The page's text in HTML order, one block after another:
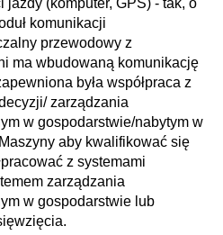
komunikacji
przewodowy z
ma wbudowaną komunikację
była współpraca z
zarządzania
w gospodarstwie/nabytym w
aby kwalifikować się
z systemami
zarządzania
w gospodarstwie lub